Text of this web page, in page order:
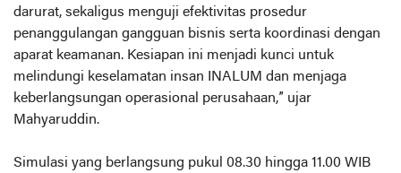
darurat, sekaligus menguji efektivitas prosedur
penanggulangan gangguan bisnis serta koordinasi dengan
aparat keamanan. Kesiapan ini menjadi kunci untuk
melindungi keselamatan insan INALUM dan menjaga
keberlangsungan operasional perusahaan,” ujar
Mahyaruddin.
Simulasi yang berlangsung pukul 08.30 hingga 11.00 WIB